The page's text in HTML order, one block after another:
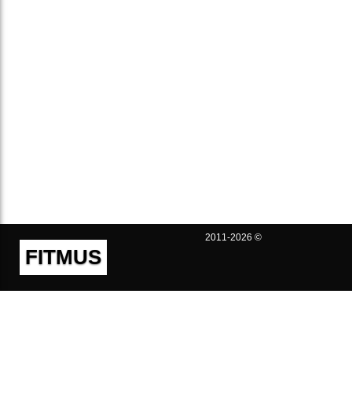
FITMUS
2011-2026 ©